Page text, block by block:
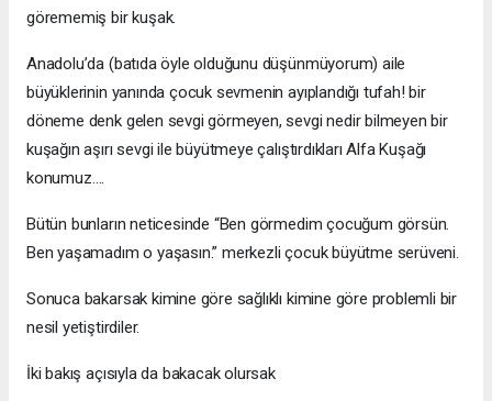
görememiş bir kuşak.
Anadolu’da (batıda öyle olduğunu düşünmüyorum) aile
büyüklerinin yanında çocuk sevmenin ayıplandığı tufah! bir
döneme denk gelen sevgi görmeyen, sevgi nedir bilmeyen bir
kuşağın aşırı sevgi ile büyütmeye çalıştırdıkları Alfa Kuşağı
konumuz….
Bütün bunların neticesinde “Ben görmedim çocuğum görsün.
Ben yaşamadım o yaşasın.” merkezli çocuk büyütme serüveni.
Sonuca bakarsak kimine göre sağlıklı kimine göre problemli bir
nesil yetiştirdiler.
İki bakış açısıyla da bakacak olursak